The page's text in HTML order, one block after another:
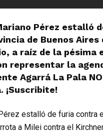
Pérez estalló
de Buenos
a raíz de la pésima
representar la
Agarrá La Pala
¡Suscribite!
estalló de furia contra
a Milei contra el